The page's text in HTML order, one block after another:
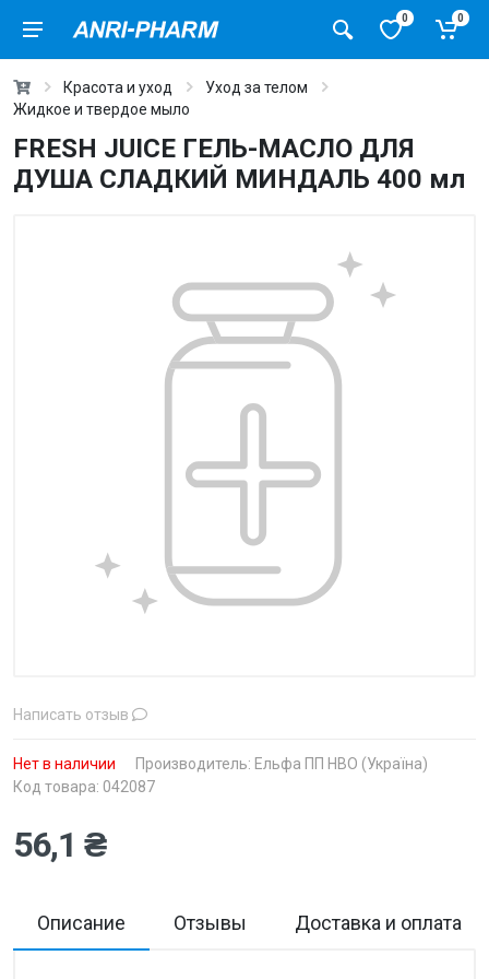
0 0
Красота и уход
Уход за телом
Жидкое и твердое мыло
FRESH JUICE ГЕЛЬ-МАСЛО ДЛЯ
ДУША СЛАДКИЙ МИНДАЛЬ 400 мл
Написать отзыв
Нет в наличии Производитель: Ельфа ПП НВО (Україна)
Код товара: 042087
56,1 ₴
Описание Отзывы Доставка и оплата